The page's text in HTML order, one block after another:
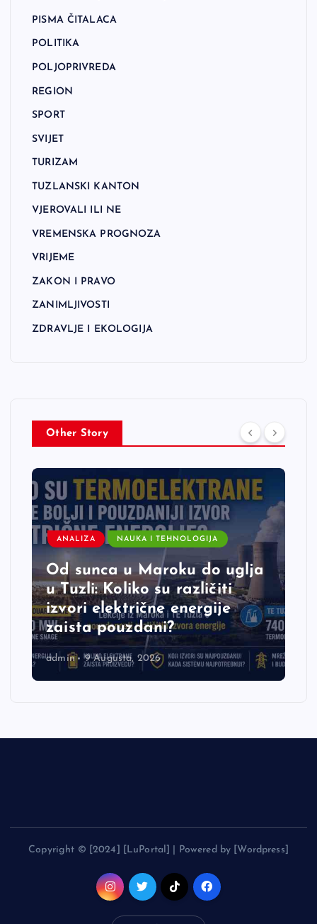
PISMA ČITALACA
POLITIKA
POLJOPRIVREDA
REGION
SPORT
SVIJET
TURIZAM
TUZLANSKI KANTON
VJEROVALI ILI NE
VREMENSKA PROGNOZA
VRIJEME
ZAKON I PRAVO
ZANIMLJIVOSTI
ZDRAVLJE I EKOLOGIJA
Other Story
ANALIZA NAUKA I TEHNOLOGIJA
Od sunca u Maroku do uglja
u Tuzli: Koliko su različiti
izvori električne energije
zaista pouzdani?
admin 9 Augusta, 2026
Copyright © [2024] [LuPortal] | Powered by [Wordpress]